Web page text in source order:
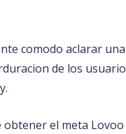
comodo aclarar
de los
obtener el meta